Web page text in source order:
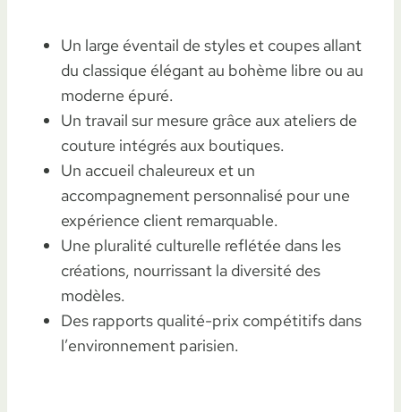
Un large éventail de styles et coupes allant
du classique élégant au bohème libre ou au
moderne épuré.
Un travail sur mesure grâce aux ateliers de
couture intégrés aux boutiques.
Un accueil chaleureux et un
accompagnement personnalisé pour une
expérience client remarquable.
Une pluralité culturelle reflétée dans les
créations, nourrissant la diversité des
modèles.
Des rapports qualité-prix compétitifs dans
l’environnement parisien.